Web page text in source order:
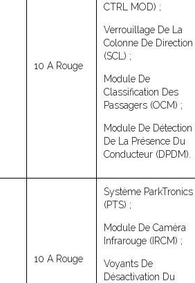
10 A Rouge
CTRL MOD) ;
Verrouillage De La
Colonne De Direction
(SCL) ;
Module De
Classification Des
Passagers (OCM) ;
Module De Détection
De La Présence Du
Conducteur (DPDM).
10 A Rouge
Système ParkTronics
(PTS) ;
Module De Caméra
Infrarouge (IRCM) ;
Voyants De
Désactivation Du